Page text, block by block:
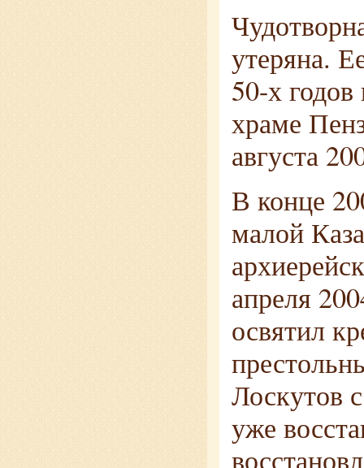
утеряна.
50-х
храме
августа
В конце
малой
апреля
освятил
Лоскутов
уже